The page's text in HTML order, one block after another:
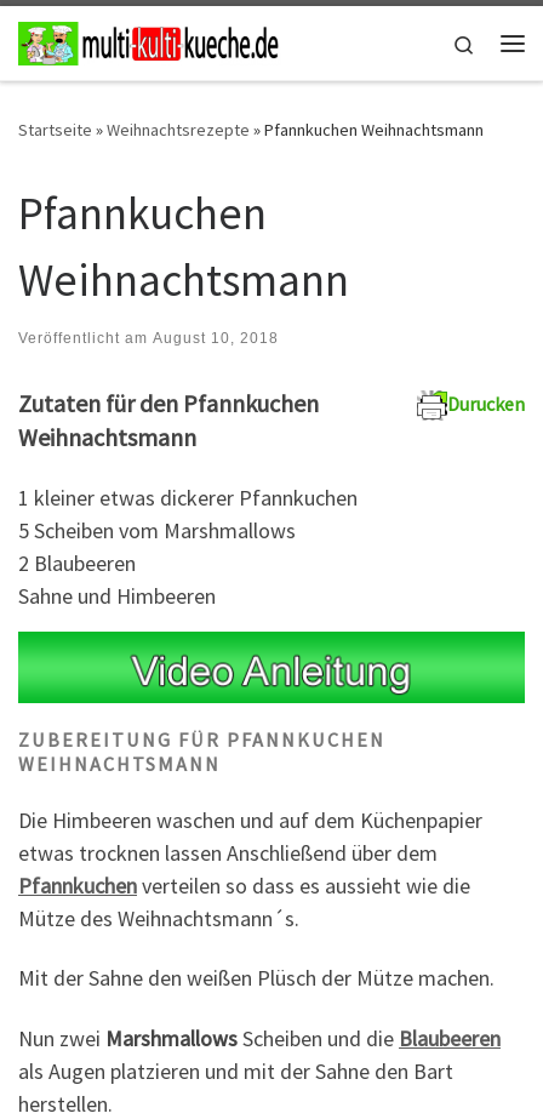
Zum Inhalt springen
Search
Startseite »Weihnachtsrezepte »Pfannkuchen Weihnachtsmann
Pfannkuchen
Weihnachtsmann
Veröffentlicht am August 10, 2018
Durucken
Zutaten für den Pfannkuchen
Weihnachtsmann
1 kleiner etwas dickerer Pfannkuchen
5 Scheiben vom Marshmallows
2 Blaubeeren
Sahne und Himbeeren
ZUBEREITUNG FÜR PFANNKUCHEN
WEIHNACHTSMANN
Die Himbeeren waschen und auf dem Küchenpapier
etwas trocknen lassen Anschließend über dem
Pfannkuchenverteilen so dass es aussieht wie die
Mütze des Weihnachtsmann´s.
Mit der Sahne den weißen Plüsch der Mütze machen.
Nun zwei MarshmallowsScheiben und die Blaubeeren
als Augen platzieren und mit der Sahne den Bart
herstellen.